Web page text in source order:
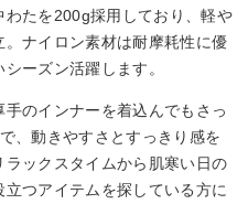
たを200g採用しており、軽や
ナイロン素材は耐摩耗性に優
ーズン活躍します。
のインナーを着込んでもさっ
、動きやすさとすっきり感を
ックスタイムから肌寒い日の
つアイテムを探している方に